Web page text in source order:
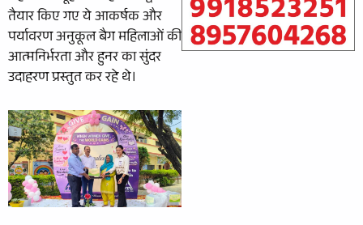
तैयार किए गए ये आकर्षक और
पर्यावरण अनुकूल बैग महिलाओं की
आत्मनिर्भरता और हुनर का सुंदर
उदाहरण प्रस्तुत कर रहे थे।